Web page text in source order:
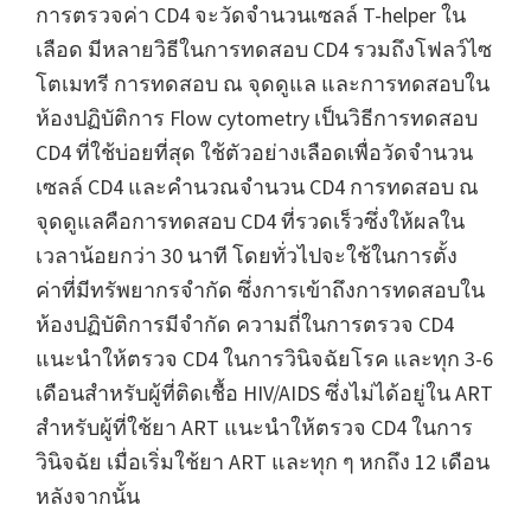
การตรวจค่า CD4 จะวัดจำนวนเซลล์ T-helper ใน
เลือด มีหลายวิธีในการทดสอบ CD4 รวมถึงโฟลว์ไซ
โตเมทรี การทดสอบ ณ จุดดูแล และการทดสอบใน
ห้องปฏิบัติการ Flow cytometry เป็นวิธีการทดสอบ
CD4 ที่ใช้บ่อยที่สุด ใช้ตัวอย่างเลือดเพื่อวัดจำนวน
เซลล์ CD4 และคำนวณจำนวน CD4 การทดสอบ ณ
จุดดูแลคือการทดสอบ CD4 ที่รวดเร็วซึ่งให้ผลใน
เวลาน้อยกว่า 30 นาที โดยทั่วไปจะใช้ในการตั้ง
ค่าที่มีทรัพยากรจำกัด ซึ่งการเข้าถึงการทดสอบใน
ห้องปฏิบัติการมีจำกัด ความถี่ในการตรวจ CD4
แนะนำให้ตรวจ CD4 ในการวินิจฉัยโรค และทุก 3-6
เดือนสำหรับผู้ที่ติดเชื้อ HIV/AIDS ซึ่งไม่ได้อยู่ใน ART
สำหรับผู้ที่ใช้ยา ART แนะนำให้ตรวจ CD4 ในการ
วินิจฉัย เมื่อเริ่มใช้ยา ART และทุก ๆ หกถึง 12 เดือน
หลังจากนั้น